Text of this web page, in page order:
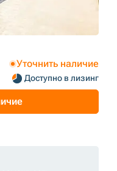
Уточнить наличие
Доступно в лизинг